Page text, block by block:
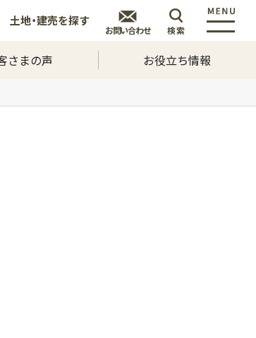
土地・建売を探す
お問い合わせ 検索
さまの声 お役立ち情報